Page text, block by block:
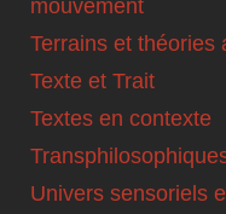
mouvement
Terrains et théories
Texte et Trait
Textes en contexte
Univers sensoriels